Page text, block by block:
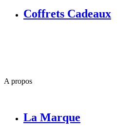
Coffrets Cadeaux
A propos
La Marque